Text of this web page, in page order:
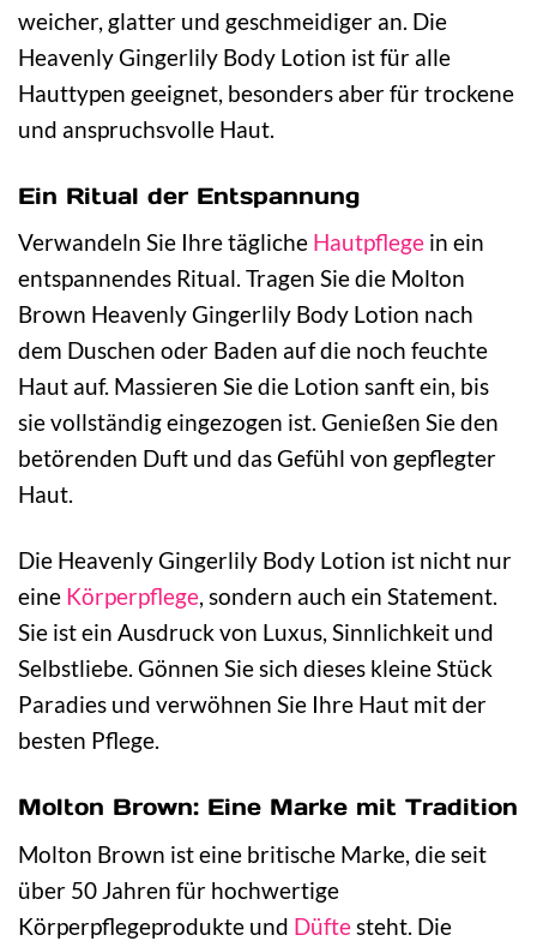
weicher, glatter und geschmeidiger an. Die
Heavenly Gingerlily Body Lotion ist für alle
Hauttypen geeignet, besonders aber für trockene
und anspruchsvolle Haut.
Ein Ritual der Entspannung
Verwandeln Sie Ihre tägliche Hautpflege in ein
entspannendes Ritual. Tragen Sie die Molton
Brown Heavenly Gingerlily Body Lotion nach
dem Duschen oder Baden auf die noch feuchte
Haut auf. Massieren Sie die Lotion sanft ein, bis
sie vollständig eingezogen ist. Genießen Sie den
betörenden Duft und das Gefühl von gepflegter
Haut.
Die Heavenly Gingerlily Body Lotion ist nicht nur
eine Körperpflege, sondern auch ein Statement.
Sie ist ein Ausdruck von Luxus, Sinnlichkeit und
Selbstliebe. Gönnen Sie sich dieses kleine Stück
Paradies und verwöhnen Sie Ihre Haut mit der
besten Pflege.
Molton Brown: Eine Marke mit Tradition
Molton Brown ist eine britische Marke, die seit
über 50 Jahren für hochwertige
Körperpflegeprodukte und Düftesteht. Die